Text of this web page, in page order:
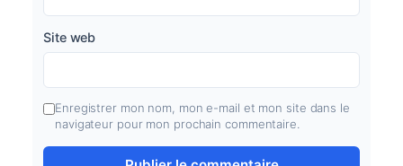
Site web
Enregistrer mon nom, mon e-mail et mon site dans le
navigateur pour mon prochain commentaire.